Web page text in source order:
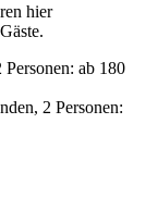
hier
ab 180
2 Personen: